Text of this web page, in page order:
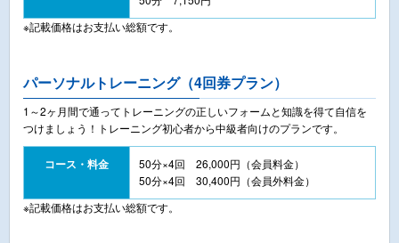
※記載価格はお支払い総額です。
パーソナルトレーニング（4回券プラン）
1～2ヶ月間で通ってトレーニングの正しいフォームと知識を得て自信を
つけましょう！トレーニング初心者から中級者向けのプランです。
コース・料金
50分×4回 26,000円（会員料金）
50分×4回 30,400円（会員外料金）
※記載価格はお支払い総額です。